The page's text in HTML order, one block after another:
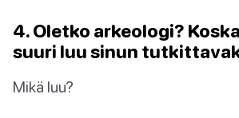
4. Oletko arkeologi?
suuri luu sinun
Mikä luu?